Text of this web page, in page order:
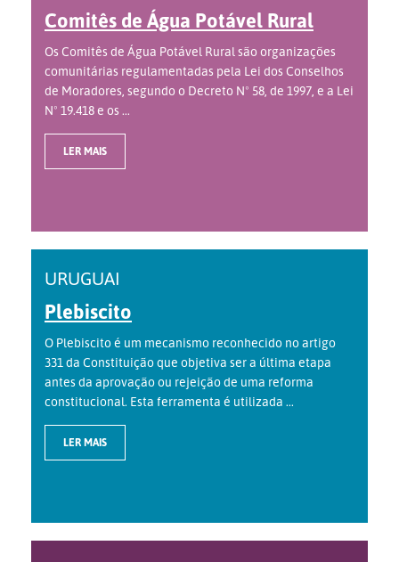
Comitês de Água Potável Rural
Os Comitês de Água Potável Rural são organizações
comunitárias regulamentadas pela Lei dos Conselhos
de Moradores, segundo o Decreto Nº 58, de 1997, e a Lei
Nº 19.418 e os ...
LER MAIS
URUGUAI
Plebiscito
O Plebiscito é um mecanismo reconhecido no artigo
331 da Constituição que objetiva ser a última etapa
antes da aprovação ou rejeição de uma reforma
constitucional. Esta ferramenta é utilizada ...
LER MAIS